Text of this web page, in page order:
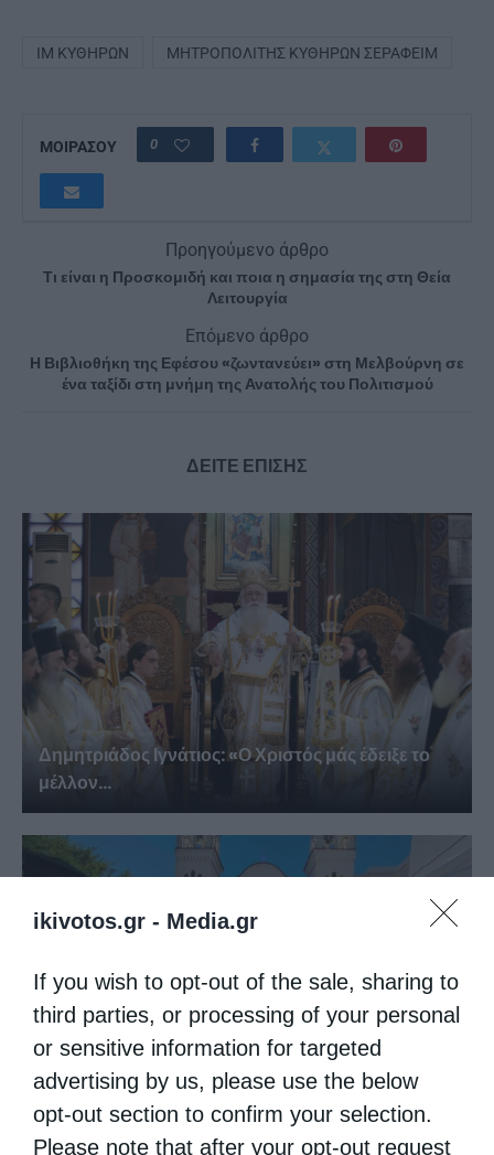
ikivotos.gr - Media.gr
If you wish to opt-out of the sale, sharing to
third parties, or processing of your personal
or sensitive information for targeted
advertising by us, please use the below
opt-out section to confirm your selection.
Please note that after your opt-out request
ΙΜ ΚΥΘΗΡΩΝ ΜΗΤΡΟΠΟΛΊΤΗΣ ΚΥΘΗΡΩΝ ΣΕΡΑΦΕΙΜ
ΜΟΙΡΑΣΟΥ 0
Προηγούμενο άρθρο
Τι είναι η Προσκομιδή και ποια η σημασία της στη Θεία
Λειτουργία
Επόμενο άρθρο
Η Βιβλιοθήκη της Εφέσου «ζωντανεύει» στη Μελβούρνη σε
ένα ταξίδι στη μνήμη της Ανατολής του Πολιτισμού
ΔΕΙΤΕ ΕΠΙΣΗΣ
Δημητριάδος Ιγνάτιος: «Ο Χριστός μάς έδειξε το
μέλλον...
Κορίνθου Παύλος: Να γίνουμε μέτοχοι του φωτός
της...